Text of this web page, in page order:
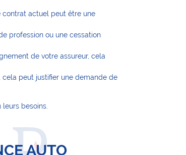
contrat actuel peut être une
profession ou une cessation
de votre assureur, cela
peut justifier une demande de
besoins.
AUTO